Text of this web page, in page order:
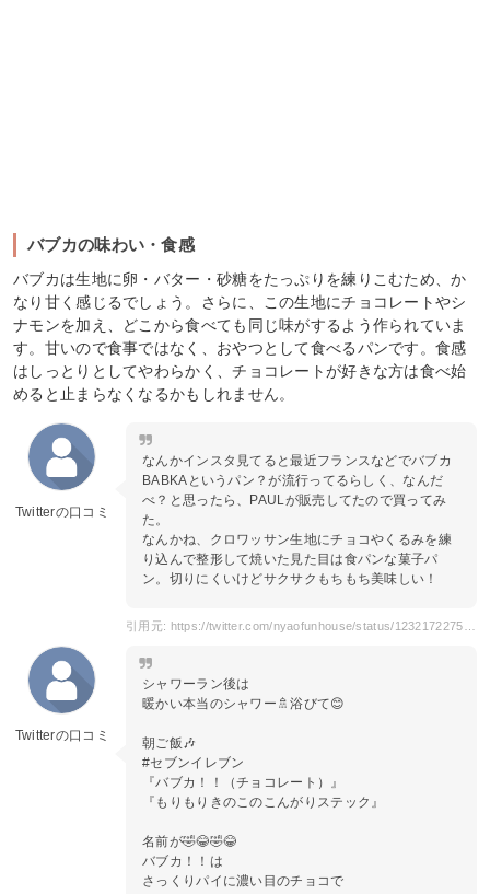
バブカの味わい・食感
バブカは生地に卵・バター・砂糖をたっぷりを練りこむため、か
なり甘く感じるでしょう。さらに、この生地にチョコレートやシ
ナモンを加え、どこから食べても同じ味がするよう作られていま
す。甘いので食事ではなく、おやつとして食べるパンです。食感
はしっとりとしてやわらかく、チョコレートが好きな方は食べ始
めると止まらなくなるかもしれません。
Twitterの口コミ
なんかインスタ見てると最近フランスなどでバブカ
BABKAというパン？が流行ってるらしく、なんだ
べ？と思ったら、PAULが販売してたので買ってみ
た。
なんかね、クロワッサン生地にチョコやくるみを練
り込んで整形して焼いた見た目は食パンな菓子パ
ン。切りにくいけどサクサクもちもち美味しい！
Twitterの口コミ
シャワーラン後は
暖かい本当のシャワー🚿浴びて😊
朝ご飯🎶
#セブンイレブン
『バブカ！！（チョコレート）』
『もりもりきのこのこんがりステック』
名前が🤣😂🤣😂
バブカ！！は
さっくりパイに濃い目のチョコで